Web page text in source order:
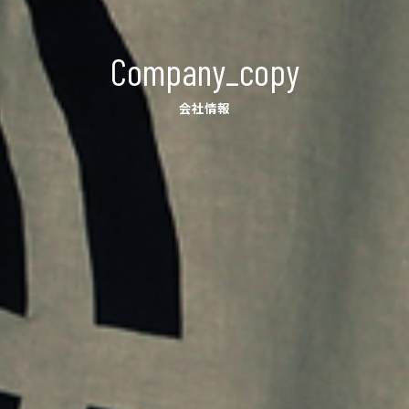
Company_copy
会社情報